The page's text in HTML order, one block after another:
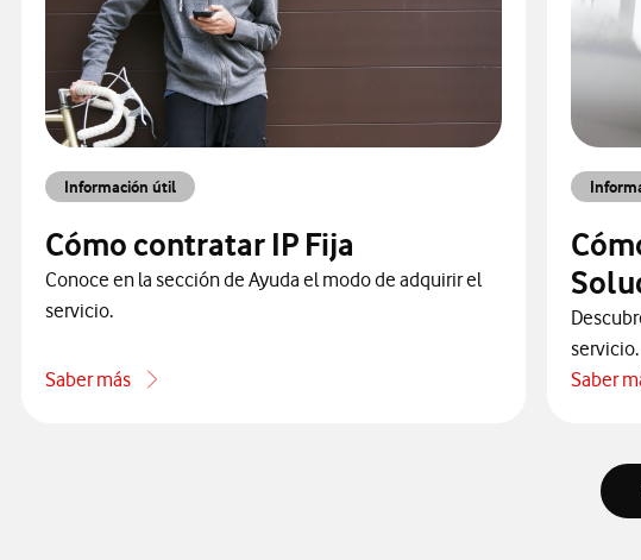
Información útil
Cómo contratar IP Fija
Conoce en la sección de Ayuda el modo de adquirir el
servicio.
Saber más
acerca de Cómo contratar IP Fija
servicio.
Saber
acerca